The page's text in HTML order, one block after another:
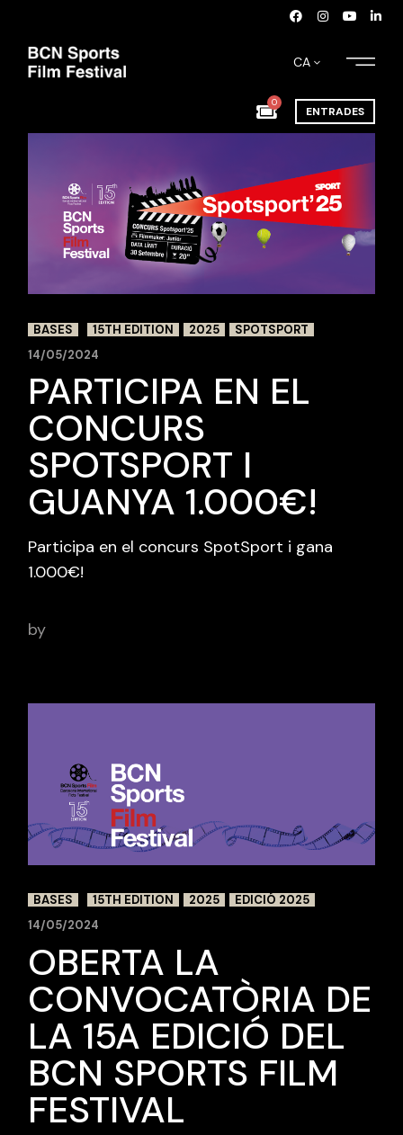
CA
0
ENTRADES
BASES 15TH EDITION 2025
SPOTSPORT
14/05/2024
PARTICIPA EN EL
CONCURS
SPOTSPORT I
GUANYA 1.000€!
Participa en el concurs SpotSport i gana
1.000€!
by
BASES 15TH EDITION 2025
EDICIÓ 2025
14/05/2024
OBERTA LA
CONVOCATÒRIA DE
LA 15A EDICIÓ DEL
BCN SPORTS FILM
FESTIVAL